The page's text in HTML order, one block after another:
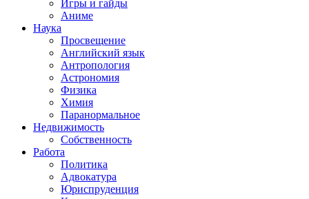
Игры и гайды
Аниме
Наука
Просвещение
Английский язык
Антропология
Астрономия
Физика
Химия
Паранормальное
Недвижимость
Собственность
Работа
Политика
Адвокатура
Юриспруденция